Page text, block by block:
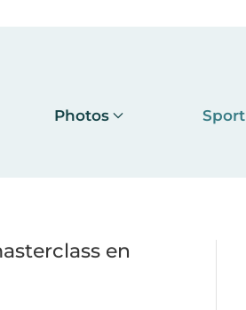
Photos Sport
en